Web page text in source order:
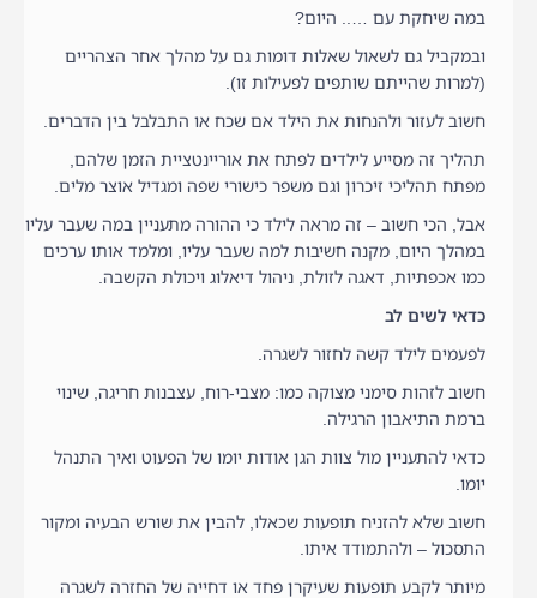
במה שיחקת עם ….. היום?
ובמקביל גם לשאול שאלות דומות גם על מהלך אחר הצהריים
(למרות שהייתם שותפים לפעילות זו).
חשוב לעזור ולהנחות את הילד אם שכח או התבלבל בין הדברים.
תהליך זה מסייע לילדים לפתח את אוריינטציית הזמן שלהם,
מפתח תהליכי זיכרון וגם משפר כישורי שפה ומגדיל אוצר מלים.
אבל, הכי חשוב – זה מראה לילד כי ההורה מתעניין במה שעבר עליו
במהלך היום, מקנה חשיבות למה שעבר עליו, ומלמד אותו ערכים
כמו אכפתיות, דאגה לזולת, ניהול דיאלוג ויכולת הקשבה.
כדאי לשים לב
לפעמים לילד קשה לחזור לשגרה.
חשוב לזהות סימני מצוקה כמו: מצבי-רוח, עצבנות חריגה, שינוי
ברמת התיאבון הרגילה.
כדאי להתעניין מול צוות הגן אודות יומו של הפעוט ואיך התנהל
יומו.
חשוב שלא להזניח תופעות שכאלו, להבין את שורש הבעיה ומקור
התסכול – ולהתמודד איתו.
מיותר לקבע תופעות שעיקרן פחד או דחייה של החזרה לשגרה